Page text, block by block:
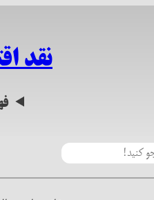
نقد